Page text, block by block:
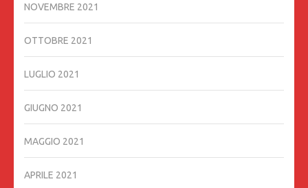
NOVEMBRE 2021
OTTOBRE 2021
LUGLIO 2021
GIUGNO 2021
MAGGIO 2021
APRILE 2021